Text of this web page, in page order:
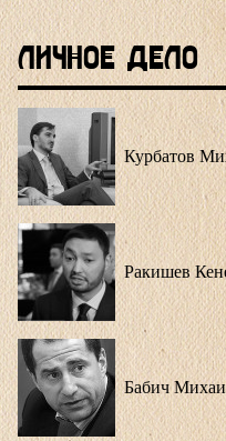
Личное Дело
Курбатов
Ракишев
Бабич